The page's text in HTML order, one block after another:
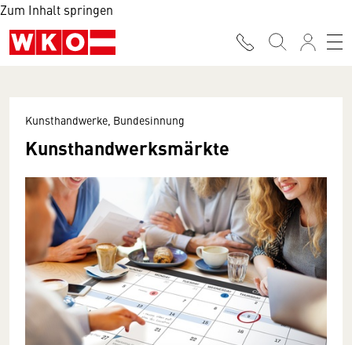
Zum Inhalt springen
Kunsthandwerke, Bundesinnung
Kunsthandwerksmärkte